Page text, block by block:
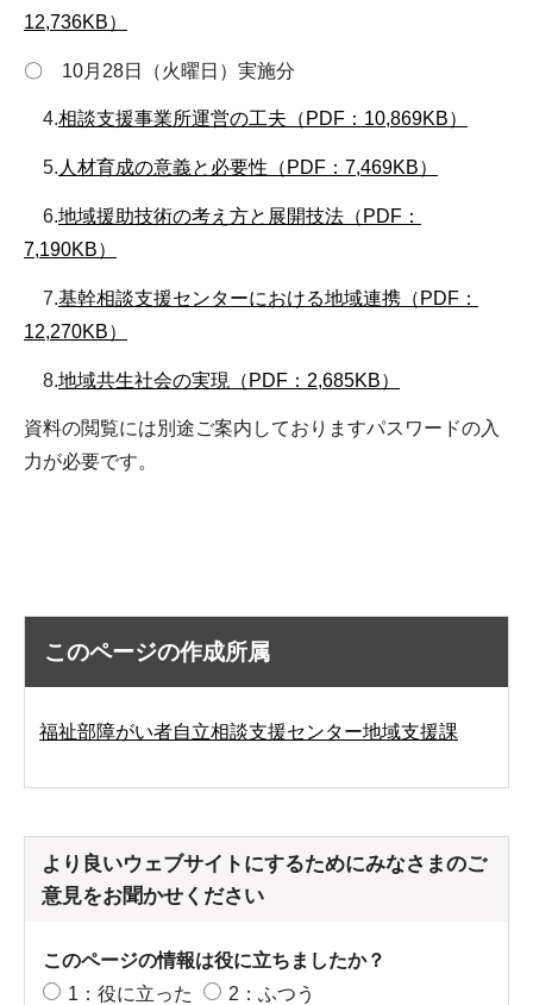
12,736KB）
〇 10月28日（火曜日）実施分
4.相談支援事業所運営の工夫（PDF：10,869KB）
5. 人材育成の意義と必要性（PDF：7,469KB）
6.地域援助技術の考え方と展開技法（PDF：
7,190KB）
7.基幹相談支援センターにおける地域連携（PDF：
12,270KB）
8.地域共生社会の実現（PDF：2,685KB）
資料の閲覧には別途ご案内しておりますパスワードの入
力が必要です。
このページの作成所属
福祉部障がい者自立相談支援センター地域支援課
より良いウェブサイトにするためにみなさまのご
意見をお聞かせください
このページの情報は役に立ちましたか？
1：役に立った
2：ふつう